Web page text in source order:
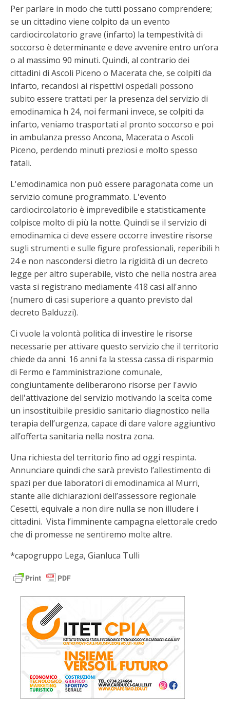
Per parlare in modo che tutti possano comprendere;
se un cittadino viene colpito da un evento
cardiocircolatorio grave (infarto) la tempestività di
soccorso è determinante e deve avvenire entro un’ora
o al massimo 90 minuti. Quindi, al contrario dei
cittadini di Ascoli Piceno o Macerata che, se colpiti da
infarto, recandosi ai rispettivi ospedali possono
subito essere trattati per la presenza del servizio di
emodinamica h 24, noi fermani invece, se colpiti da
infarto, veniamo trasportati al pronto soccorso e poi
in ambulanza presso Ancona, Macerata o Ascoli
Piceno, perdendo minuti preziosi e molto spesso
fatali.
L'emodinamica non può essere paragonata come un
servizio comune programmato. L'evento
cardiocircolatorio è imprevedibile e statisticamente
colpisce molto di più la notte. Quindi se il servizio di
emodinamica ci deve essere occorre investire risorse
sugli strumenti e sulle figure professionali, reperibili h
24 e non nascondersi dietro la rigidità di un decreto
legge per altro superabile, visto che nella nostra area
vasta si registrano mediamente 418 casi all'anno
(numero di casi superiore a quanto previsto dal
decreto Balduzzi).
Ci vuole la volontà politica di investire le risorse
necessarie per attivare questo servizio che il territorio
chiede da anni. 16 anni fa la stessa cassa di risparmio
di Fermo e l’amministrazione comunale,
congiuntamente deliberarono risorse per l'avvio
dell'attivazione del servizio motivando la scelta come
un insostituibile presidio sanitario diagnostico nella
terapia dell’urgenza, capace di dare valore aggiuntivo
all’offerta sanitaria nella nostra zona.
Una richiesta del territorio fino ad oggi respinta.
Annunciare quindi che sarà previsto l’allestimento di
spazi per due laboratori di emodinamica al Murri,
stante alle dichiarazioni dell’assessore regionale
Cesetti, equivale a non dire nulla se non illudere i
cittadini. Vista l’imminente campagna elettorale credo
che di promesse ne sentiremo molte altre.
*capogruppo Lega, Gianluca Tulli